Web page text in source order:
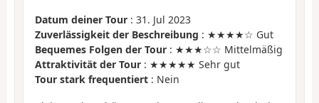
Datum deiner Tour : 31. Jul 2023
Zuverlässigkeit der Beschreibung : ★★★★☆ Gut
Bequemes Folgen der Tour : ★★★☆☆ Mittelmäßig
Attraktivität der Tour : ★★★★★ Sehr gut
Tour stark frequentiert : Nein